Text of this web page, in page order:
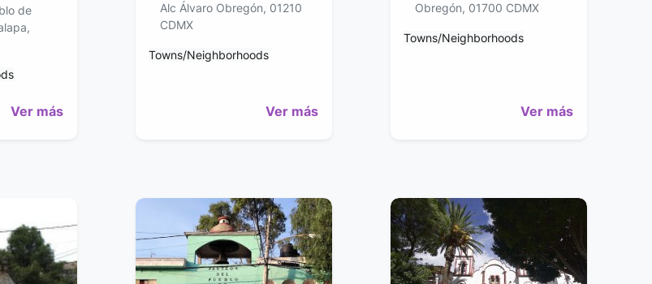
de
Ver más
Alc Álvaro Obregón, 01210
CDMX
Towns/Neighborhoods
Ver más
Obregón, 01700 CDMX
Towns/Neighborhoods
Ver más